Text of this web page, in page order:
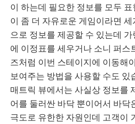
이 하는데 필요한 정보를 모두
이 좀 더 자유로운 게임이라면
으로 정보를 제공할 수 있는데
에 이정표를 세우거나 소니 퍼스
즈처럼 이번 스테이지에 이동해
보여주는 방법을 사용할 수도 있
매트릭 뷰에서는 사실상 정보를
어를 둘러싼 바닥 뿐이어서 바닥
극도로 유한한 자원인데 고객이